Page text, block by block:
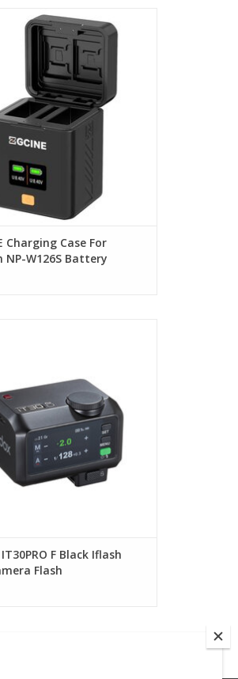
Charging Case For Fujifilm
NP-W126S Battery
AAN WINKELWAGEN
Charging Case For
NP-W126S Battery
F Black Iflash
Flash